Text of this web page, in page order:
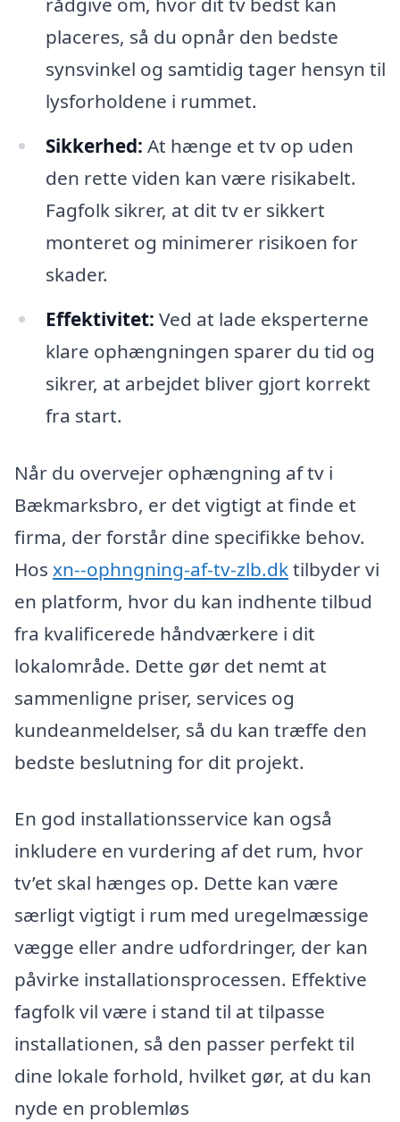
placeres, så du opnår den bedste
synsvinkel og samtidig tager hensyn til
lysforholdene i rummet.
Sikkerhed: At hænge et tv op uden
den rette viden kan være risikabelt.
Fagfolk sikrer, at dit tv er sikkert
monteret og minimerer risikoen for
skader.
Effektivitet: Ved at lade eksperterne
klare ophængningen sparer du tid og
sikrer, at arbejdet bliver gjort korrekt
fra start.
Når du overvejer ophængning af tv i
Bækmarksbro, er det vigtigt at finde et
firma, der forstår dine specifikke behov.
Hos xn--ophngning-af-tv-zlb.dktilbyder vi
en platform, hvor du kan indhente tilbud
fra kvalificerede håndværkere i dit
lokalområde. Dette gør det nemt at
sammenligne priser, services og
kundeanmeldelser, så du kan træffe den
bedste beslutning for dit projekt.
En god installationsservice kan også
inkludere en vurdering af det rum, hvor
tv’et skal hænges op. Dette kan være
særligt vigtigt i rum med uregelmæssige
vægge eller andre udfordringer, der kan
påvirke installationsprocessen. Effektive
fagfolk vil være i stand til at tilpasse
installationen, så den passer perfekt til
dine lokale forhold, hvilket gør, at du kan
nyde en problemløs